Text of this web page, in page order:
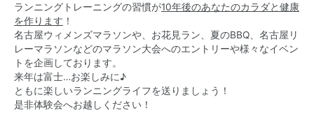
ランニングトレーニングの習慣が10年後のあなたのカラダと健康
を作ります ！
名古屋ウィメンズマラソンや、お花見ラン、夏のBBQ、名古屋リ
レーマラソンなどのマラソン大会へのエントリーや様々なイベン
トを企画しております。
来年は富士…お楽しみに♪
ともに楽しいランニングライフを送りましょう！
是非体験会へお越しください！